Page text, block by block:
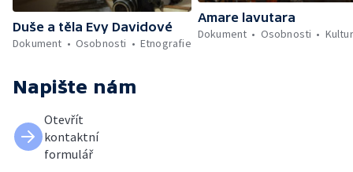
Duše a těla Evy Davidové
Dokument
Osobnosti Etnografie
Amare lavutara
Dokument
Osobnosti
Napište nám
Otevřít
kontaktní
formulář